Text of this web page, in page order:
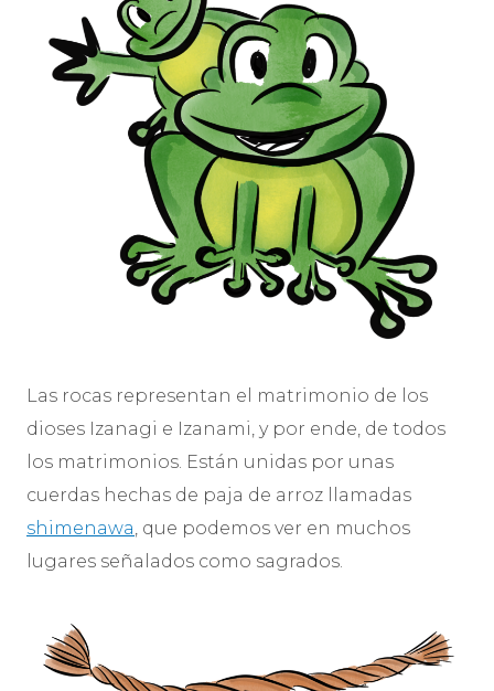
Las rocas representan el matrimonio de los
dioses Izanagi e Izanami, y por ende, de todos
los matrimonios. Están unidas por unas
cuerdas hechas de paja de arroz llamadas
shimenawa, que podemos ver en muchos
lugares señalados como sagrados.